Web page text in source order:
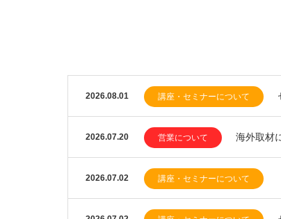
2026.08.01 講座・セミナーについて
2026.07.20 営業について 海外取材
2026.07.02 講座・セミナーについて